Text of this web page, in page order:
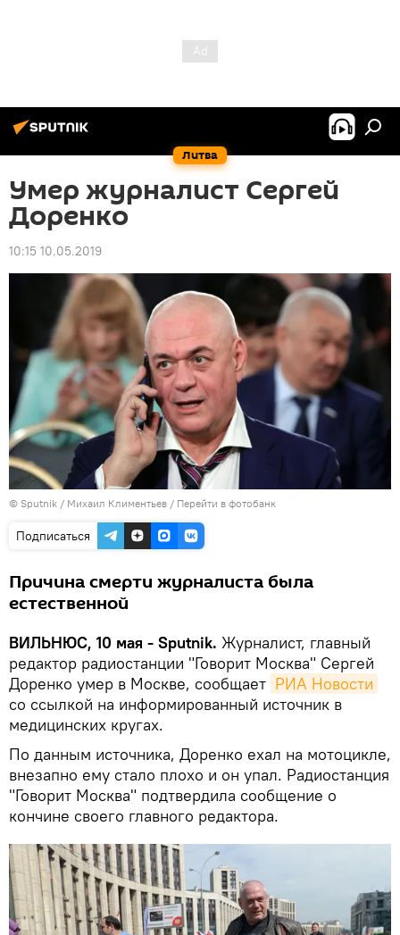
Литва
Умер журналист Сергей
Доренко
10:15 10.05.2019
© Sputnik / Михаил Климентьев / Перейти в фотобанк
Подписаться
Причина смерти журналиста была
естественной
ВИЛЬНЮС, 10 мая - Sputnik. Журналист, главный
редактор радиостанции "Говорит Москва" Сергей
Доренко умер в Москве, сообщает РИА Новости
со ссылкой на информированный источник в
медицинских кругах.
По данным источника, Доренко ехал на мотоцикле,
внезапно ему стало плохо и он упал. Радиостанция
"Говорит Москва" подтвердила сообщение о
кончине своего главного редактора.